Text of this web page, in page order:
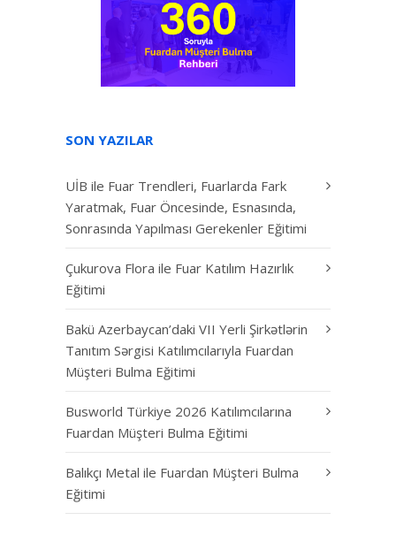
SON YAZILAR
UİB ile Fuar Trendleri, Fuarlarda Fark
Yaratmak, Fuar Öncesinde, Esnasında,
Sonrasında Yapılması Gerekenler Eğitimi
Çukurova Flora ile Fuar Katılım Hazırlık
Eğitimi
Bakü Azerbaycan’daki VII Yerli Şirkətlərin
Tanıtım Sərgisi Katılımcılarıyla Fuardan
Müşteri Bulma Eğitimi
Busworld Türkiye 2026 Katılımcılarına
Fuardan Müşteri Bulma Eğitimi
Balıkçı Metal ile Fuardan Müşteri Bulma
Eğitimi